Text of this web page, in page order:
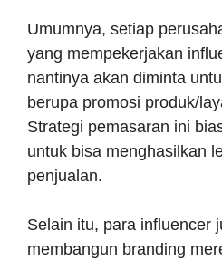
Umumnya, setiap
yang mempekerjakan
nantinya akan diminta
berupa promosi produk/
Strategi pemasaran ini
untuk bisa menghasilkan
penjualan.
Selain itu, para influencer
membangun branding